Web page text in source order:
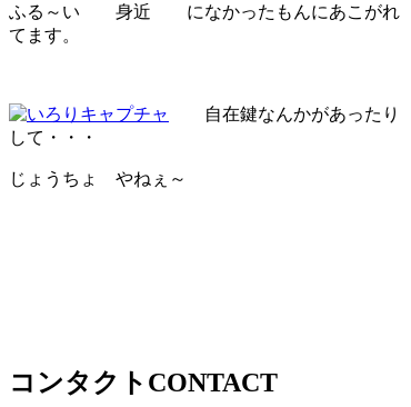
ふる～い 身近 になかったもんにあこがれ
てます。
自在鍵なんかがあったり
して・・・
じょうちょ やねぇ～
コンタクト CONTACT